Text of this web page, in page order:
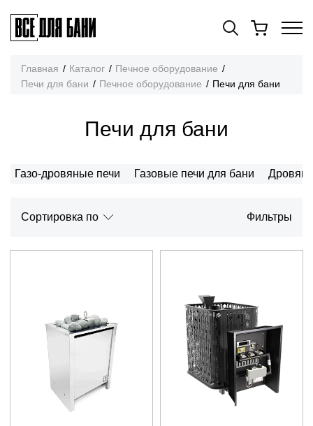
Главная Каталог
Печное оборудование
Печи для бани
Печное оборудование Печи для бани
Печи для бани
Газо-дровяные печи Газовые печи для бани
Cортировка по Фильтры